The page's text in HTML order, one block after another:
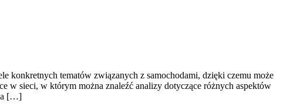
konkretnych tematów związanych z samochodami, dzięki czemu może
w sieci, w którym można znaleźć analizy dotyczące różnych aspektów
[…]